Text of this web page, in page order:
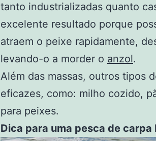
tanto industrializadas quanto
excelente resultado porque
atraem o peixe rapidamente,
levando-o a morder o anzol.
Além das massas, outros tipos
eficazes, como: milho cozido,
para peixes.
Dica para uma pesca de carpa